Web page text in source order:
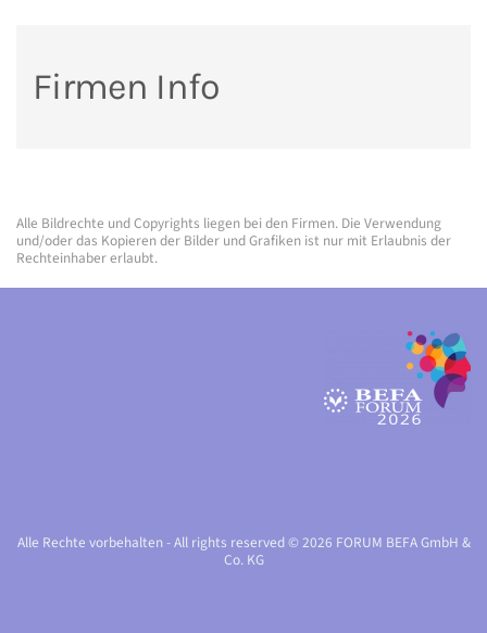
Firmen Info
Alle Bildrechte und Copyrights liegen bei den Firmen. Die Verwendung
und/oder das Kopieren der Bilder und Grafiken ist nur mit Erlaubnis der
Rechteinhaber erlaubt.
Alle Rechte vorbehalten - All rights reserved © 2026 FORUM BEFA GmbH &
Co. KG